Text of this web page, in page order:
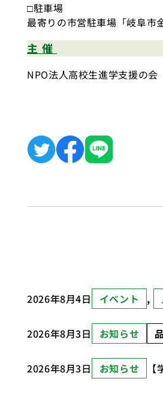
□駐車場
最寄りの市営駐車場「岐阜市
主催
NPO法人高校生進学支援の会
2026年8月4日 イベント ,
2026年8月3日 お知らせ
2026年8月3日 お知らせ